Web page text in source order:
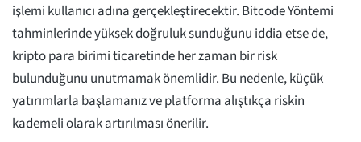
işlemi kullanıcı adına gerçekleştirecektir. Bitcode Yöntemi
tahminlerinde yüksek doğruluk sunduğunu iddia etse de,
kripto para birimi ticaretinde her zaman bir risk
bulunduğunu unutmamak önemlidir. Bu nedenle, küçük
yatırımlarla başlamanız ve platforma alıştıkça riskin
kademeli olarak artırılması önerilir.